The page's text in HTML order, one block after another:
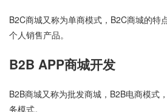
B2C商城又称为单商模式，B2C商城的特
个人销售产品。
B2B APP商城开发
B2B商城又称为批发商城，B2B电商模式
务模式。